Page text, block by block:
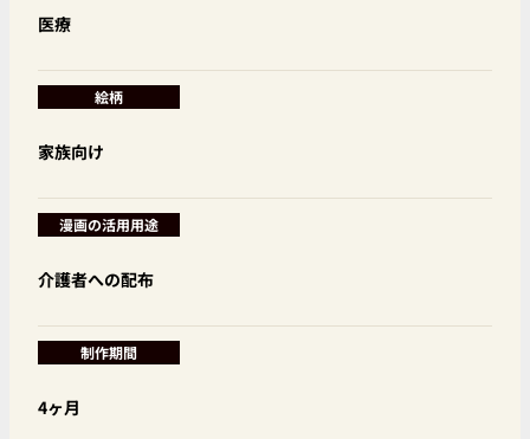
医療
絵柄
家族向け
漫画の活用用途
介護者への配布
制作期間
4ヶ月